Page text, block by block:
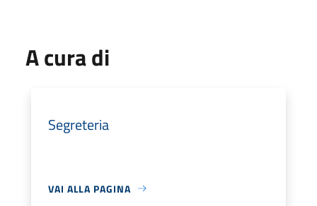
A cura di
Segreteria
VAI ALLA PAGINA